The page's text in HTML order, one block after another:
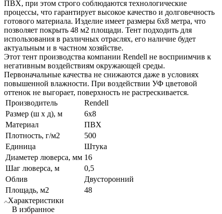
ПВХ, при этом строго соблюдаются технологические
процессы, что гарантирует высокое качество и долговечность
готового материала. Изделие имеет размеры 6х8 метра, что
позволяет покрыть 48 м2 площади. Тент подходить для
использования в различных отраслях, его наличие будет
актуальным и в частном хозяйстве.
Этот тент производства компании Rendell не восприимчив к
негативным воздействиям окружающей среды.
Первоначальные качества не снижаются даже в условиях
повышенной влажности. При воздействии УФ цветовой
оттенок не выгорает, поверхность не растрескивается.
Производитель
Rendell
Размер (ш х д), м
6х8
Материал
ПВХ
Плотность, г/м2
500
Единица
Штука
Диаметер люверса, мм 16
Шаг люверса, м
0,5
Облив
Двусторонний
Площадь, м2
48
Характеристики
В избранное